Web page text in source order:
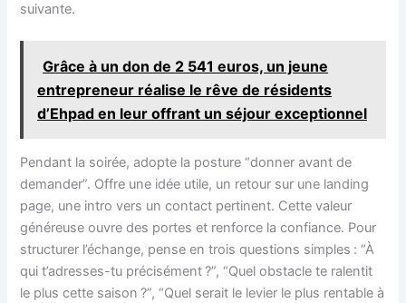
suivante.
Grâce à un don de 2 541 euros, un jeune
entrepreneur réalise le rêve de résidents
d’Ehpad en leur offrant un séjour exceptionnel
Pendant la soirée, adopte la posture “donner avant de
demander”. Offre une idée utile, un retour sur une landing
page, une intro vers un contact pertinent. Cette valeur
généreuse ouvre des portes et renforce la confiance. Pour
structurer l’échange, pense en trois questions simples : “À
qui t’adresses-tu précisément ?”, “Quel obstacle te ralentit
le plus cette saison ?”, “Quel serait le levier le plus rentable à